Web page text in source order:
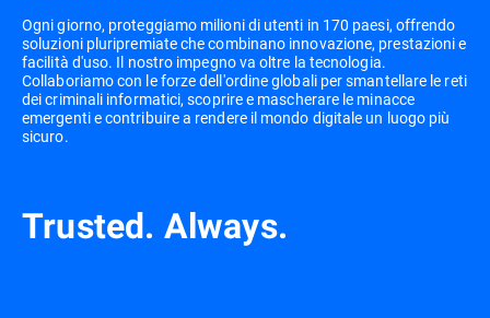
Ogni giorno, proteggiamo milioni di utenti in 170 paesi, offrendo
soluzioni pluripremiate che combinano innovazione, prestazioni e
facilità d'uso. Il nostro impegno va oltre la tecnologia.
Collaboriamo con le forze dell'ordine globali per smantellare le reti
dei criminali informatici, scoprire e mascherare le minacce
emergenti e contribuire a rendere il mondo digitale un luogo più
sicuro.
Trusted. Always.